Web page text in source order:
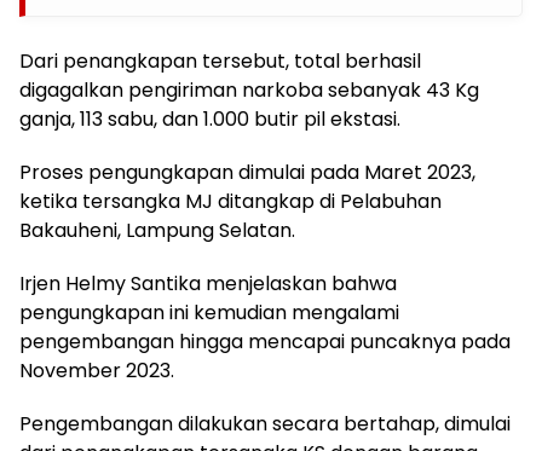
Dari penangkapan tersebut, total berhasil
digagalkan pengiriman narkoba sebanyak 43 Kg
ganja, 113 sabu, dan 1.000 butir pil ekstasi.
Proses pengungkapan dimulai pada Maret 2023,
ketika tersangka MJ ditangkap di Pelabuhan
Bakauheni, Lampung Selatan.
Irjen Helmy Santika menjelaskan bahwa
pengungkapan ini kemudian mengalami
pengembangan hingga mencapai puncaknya pada
November 2023.
Pengembangan dilakukan secara bertahap, dimulai